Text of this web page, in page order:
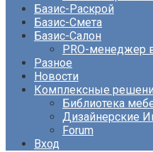
Базис-Раскрой
Базис-Смета
Базис-Салон
PRO-менеджер
Разное
Новости
Комплексные
Библиотека
Дизайнерские
Forum
Вход